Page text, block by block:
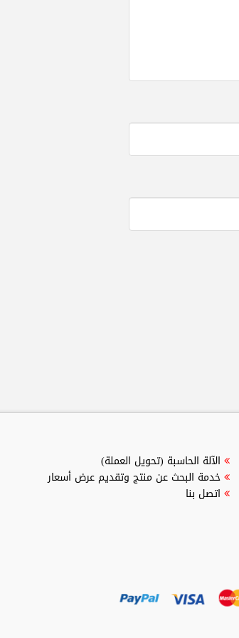
الآلة الحاسبة (تحويل العملة)
خدمة البحث عن منتج وتقديم عرض أسعار
اتصل بنا